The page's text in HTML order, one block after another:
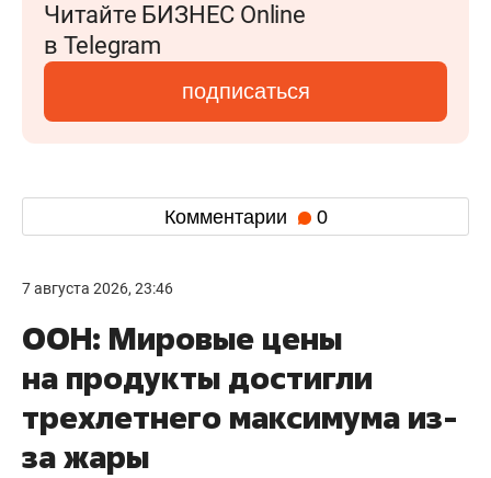
Читайте БИЗНЕС Online
в Telegram
подписаться
Комментарии 0
7 августа 2026, 23:46
ООН: Мировые цены
на продукты достигли
трехлетнего максимума из-
за жары